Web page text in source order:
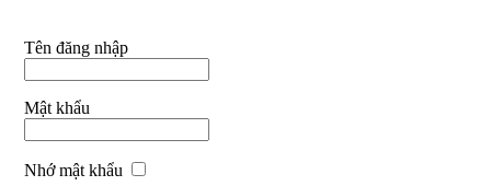
Tên đăng nhập
Mật khẩu
Nhớ mật khẩu